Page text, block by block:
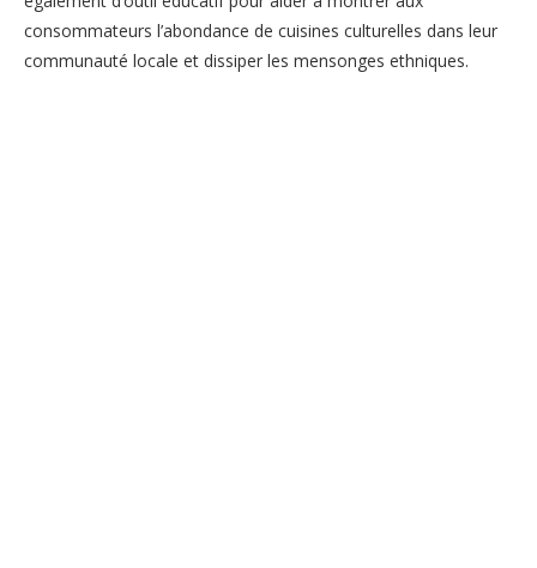
consommateurs l’abondance de cuisines culturelles dans leur
communauté locale et dissiper les mensonges ethniques.